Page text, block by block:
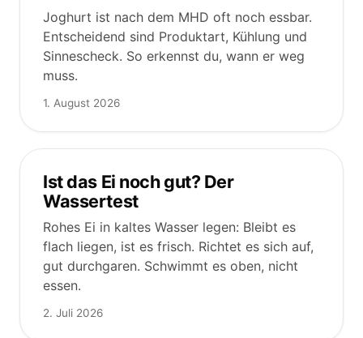
Joghurt ist nach dem MHD oft noch essbar.
Entscheidend sind Produktart, Kühlung und
Sinnescheck. So erkennst du, wann er weg
muss.
1. August 2026
Ist das Ei noch gut? Der
Wassertest
Rohes Ei in kaltes Wasser legen: Bleibt es
flach liegen, ist es frisch. Richtet es sich auf,
gut durchgaren. Schwimmt es oben, nicht
essen.
2. Juli 2026